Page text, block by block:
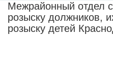
Межрайонный отдел
розыску должников,
розыску детей